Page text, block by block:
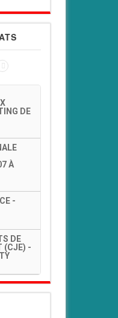
DE
À
-
DE
(CJE) -